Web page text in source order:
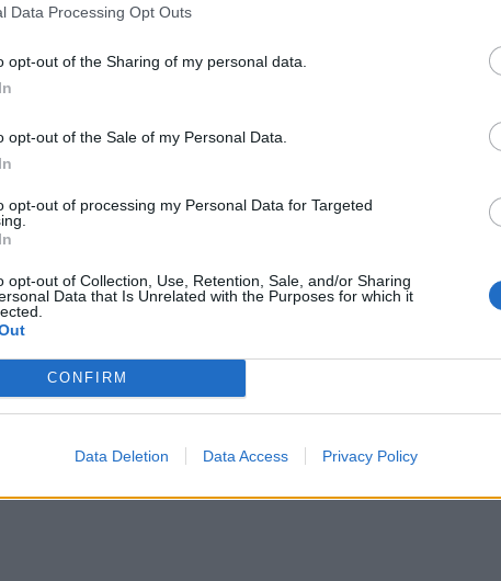
Data Processing Opt Outs
opt-out of the Sharing of my personal data.
opt-out of the Sale of my Personal Data.
opt-out of processing my Personal Data for Targeted
opt-out of Collection, Use, Retention, Sale, and/or Sharing
Data that Is Unrelated with the Purposes for which it
CONFIRM
Data Deletion Data Access Privacy Policy